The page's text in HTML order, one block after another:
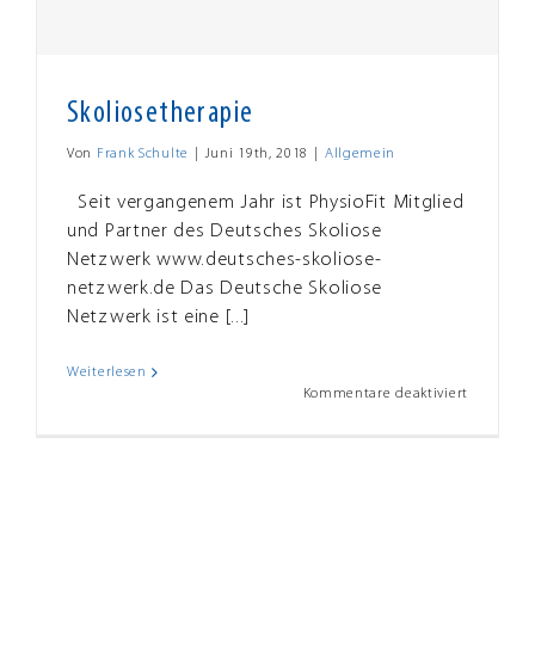
Skoliosetherapie
Von Frank Schulte Juni 19th, 2018 Allgemein
Seit vergangenem Jahr ist PhysioFit Mitglied
und Partner des Deutsches Skoliose
Netzwerk www.deutsches-skoliose-
netzwerk.de Das Deutsche Skoliose
Netzwerk ist eine [...]
Weiterlesen
Kommentare deaktiviert